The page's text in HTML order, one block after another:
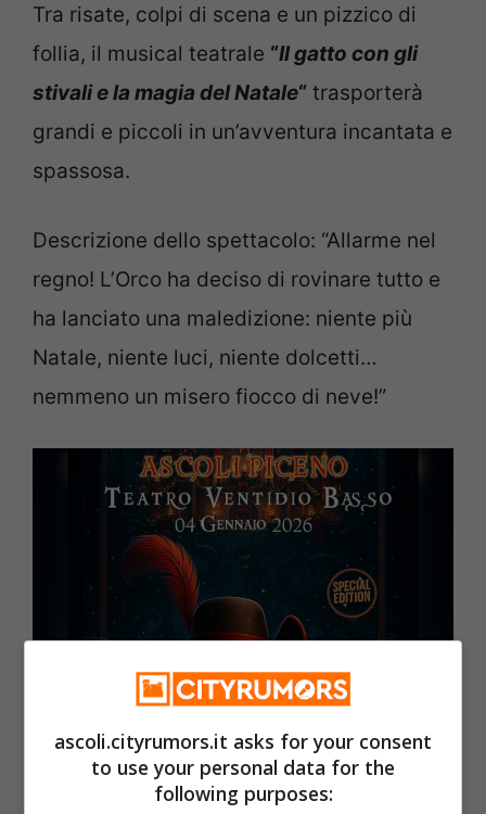
Tra risate, colpi di scena e un pizzico di
follia, il musical teatrale “Il gatto con gli
stivali e la magia del Natale“ trasporterà
grandi e piccoli in un’avventura incantata e
spassosa.
Descrizione dello spettacolo: “Allarme nel
regno! L’Orco ha deciso di rovinare tutto e
ha lanciato una maledizione: niente più
Natale, niente luci, niente dolcetti…
nemmeno un misero fiocco di neve!”
Teatro Ventidio Basso: “Il gatto con gli stivali e la magia
del Natale” Foto locandina) – Ascoli.cityrumors.it
ascoli.cityrumors.it asks for your consent
to use your personal data for the
following purposes: